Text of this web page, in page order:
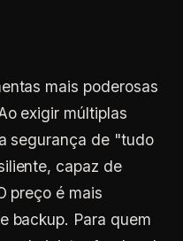
mais poderosas
exigir múltiplas
segurança de "tudo
capaz de
preço é mais
backup. Para quem